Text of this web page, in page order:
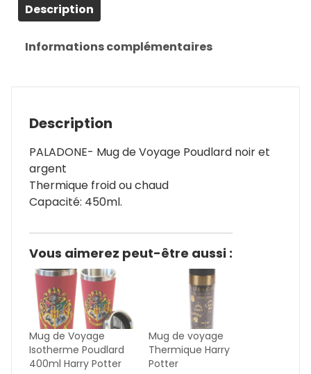
Description
Informations complémentaires
Description
PALADONE- Mug de Voyage Poudlard noir et
argent
Thermique froid ou chaud
Capacité: 450ml.
Vous aimerez peut-être aussi :
Mug de Voyage
Isotherme Poudlard
400ml Harry Potter
Mug de voyage
Thermique Harry
Potter